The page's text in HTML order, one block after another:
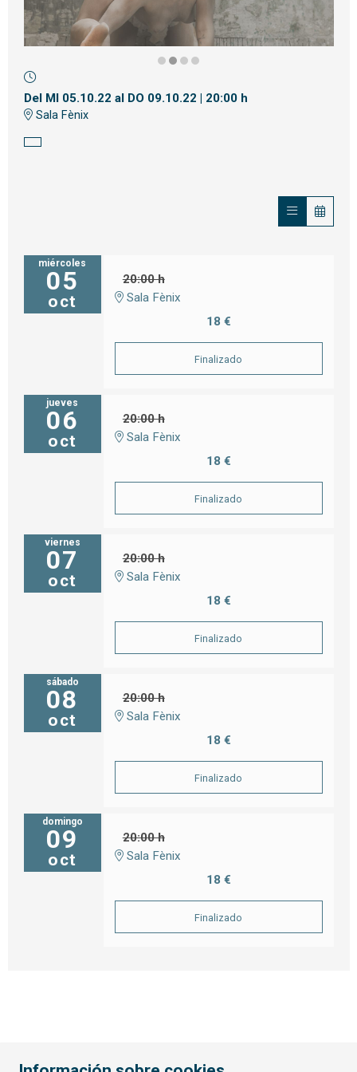
Diapositiva 2 de 4
Del MI 05.10.22 al DO 09.10.22 | 20:00 h
Sala Fènix
miércoles
05
oct
20:00 h
Sala Fènix
18 €
Finalizado
jueves
06
oct
20:00 h
Sala Fènix
18 €
Finalizado
viernes
07
oct
20:00 h
Sala Fènix
18 €
Finalizado
sábado
08
oct
20:00 h
Sala Fènix
18 €
Finalizado
domingo
09
oct
20:00 h
Sala Fènix
18 €
Finalizado